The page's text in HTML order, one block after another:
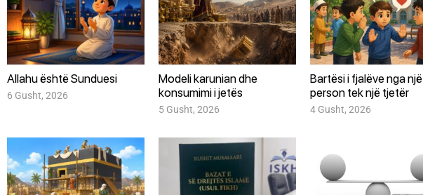
Allahu është Sunduesi
6 Gusht, 2026
Modeli karunian dhe
konsumimi i jetës
5 Gusht, 2026
Bartësi i fjalëve nga një
person tek një tjetër
4 Gusht, 2026